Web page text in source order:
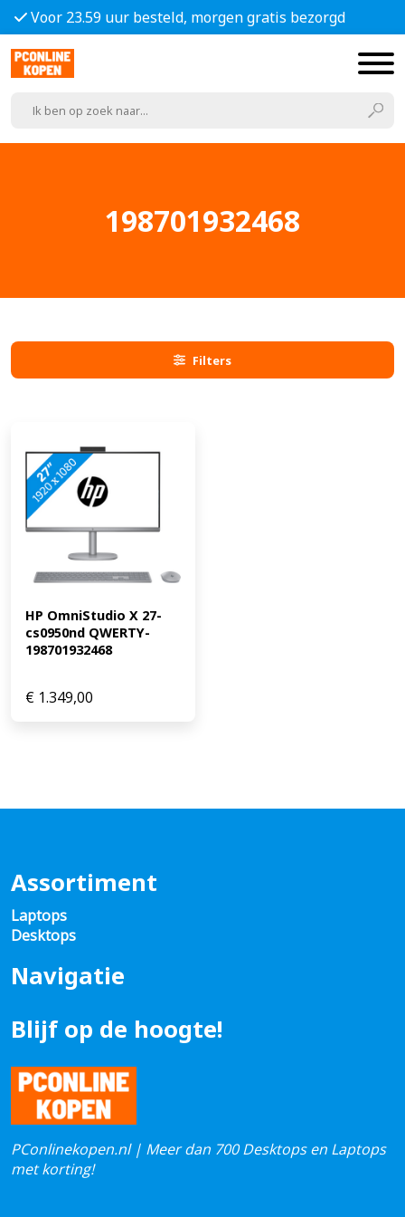
Voor 23.59 uur besteld, morgen gratis bezorgd
198701932468
Filters
HP OmniStudio X 27-
cs0950nd QWERTY-
198701932468
€ 1.349,00
Assortiment
Laptops
Desktops
Navigatie
Blijf op de hoogte!
PConlinekopen.nl | Meer dan 700 Desktops en Laptops
met korting!